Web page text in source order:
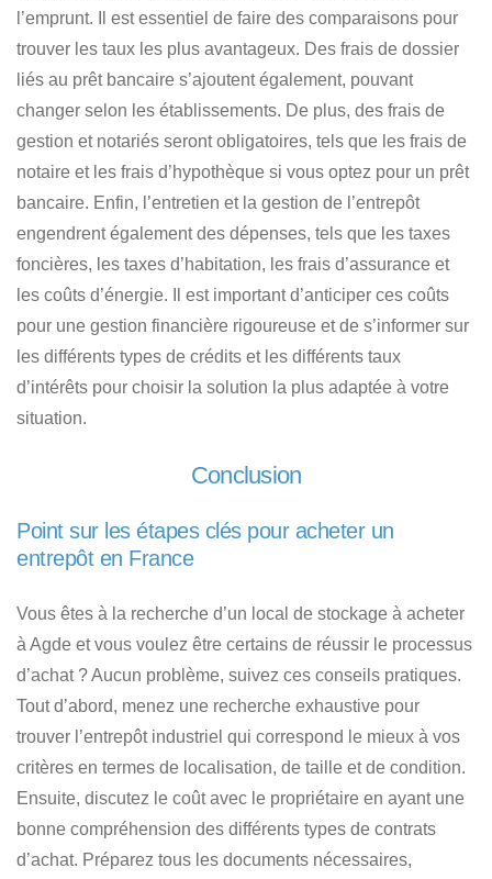
l’emprunt. Il est essentiel de faire des comparaisons pour
trouver les taux les plus avantageux. Des frais de dossier
liés au prêt bancaire s’ajoutent également, pouvant
changer selon les établissements. De plus, des frais de
gestion et notariés seront obligatoires, tels que les frais de
notaire et les frais d’hypothèque si vous optez pour un prêt
bancaire. Enfin, l’entretien et la gestion de l’entrepôt
engendrent également des dépenses, tels que les taxes
foncières, les taxes d’habitation, les frais d’assurance et
les coûts d’énergie. Il est important d’anticiper ces coûts
pour une gestion financière rigoureuse et de s’informer sur
les différents types de crédits et les différents taux
d’intérêts pour choisir la solution la plus adaptée à votre
situation.
Conclusion
Point sur les étapes clés pour acheter un
entrepôt en France
Vous êtes à la recherche d’un local de stockage à acheter
à Agde et vous voulez être certains de réussir le processus
d’achat ?Aucun problème, suivez ces conseils pratiques.
Tout d’abord, menez une recherche exhaustive pour
trouver l’entrepôt industriel qui correspond le mieux à vos
critères en termes de localisation, de taille et de condition.
Ensuite, discutez le coût avec le propriétaire en ayant une
bonne compréhension des différents types de contrats
d’achat. Préparez tous les documents nécessaires,